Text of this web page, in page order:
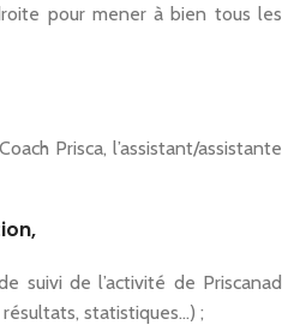
pour mener à bien tous les
Prisca, l’assistant/assistante
suivi de l’activité de Priscanad
statistiques…) ;